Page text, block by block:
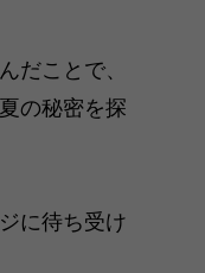
だことで、
の秘密を探
に待ち受け